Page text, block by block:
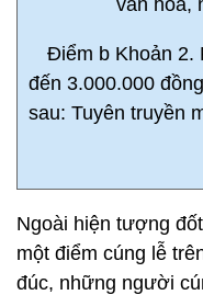
văn hoá,
Điểm b Khoản 2.
đến 3.000.000
sau: Tuyên truyền
Ngoài hiện tượng
một điểm cúng lễ
đúc, những người